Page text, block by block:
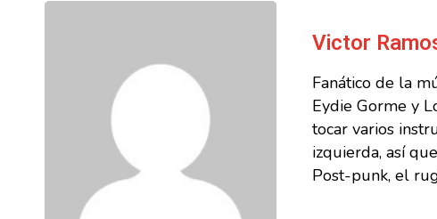
Victor
Fanático de la
Eydie Gorme y
tocar varios
izquierda, así
Post-punk, el